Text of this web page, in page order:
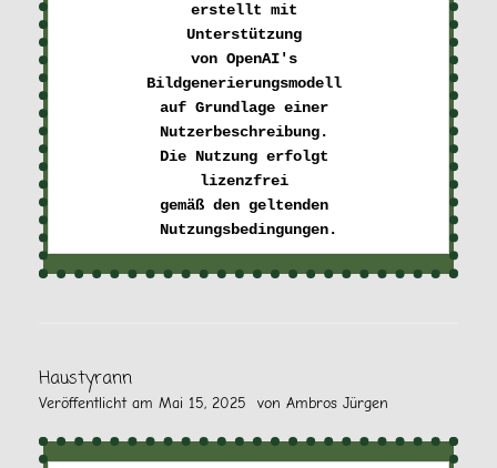
erstellt mit
Unterstützung
von OpenAI's
Bildgenerierungsmodell
auf Grundlage einer
Nutzerbeschreibung.
Die Nutzung erfolgt
lizenzfrei
gemäß den geltenden
Haustyrann
Veröffentlicht am Mai 15, 2025 von Ambros Jürgen